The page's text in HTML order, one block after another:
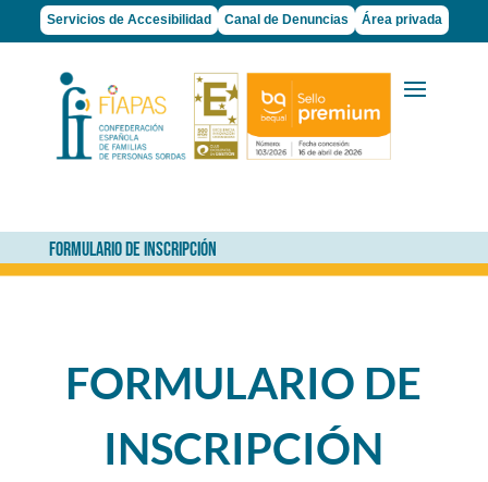
Servicios de Accesibilidad Canal de Denuncias Área privada
FORMULARIO DE INSCRIPCIÓN
FORMULARIO DE
INSCRIPCIÓN